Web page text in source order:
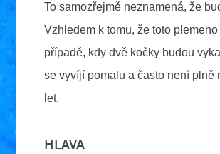
To samozřejmě neznamená, že
Vzhledem k tomu, že toto
případě, kdy dvě kočky budou
se vyvíjí pomalu a často není plně
let.
HLAVA